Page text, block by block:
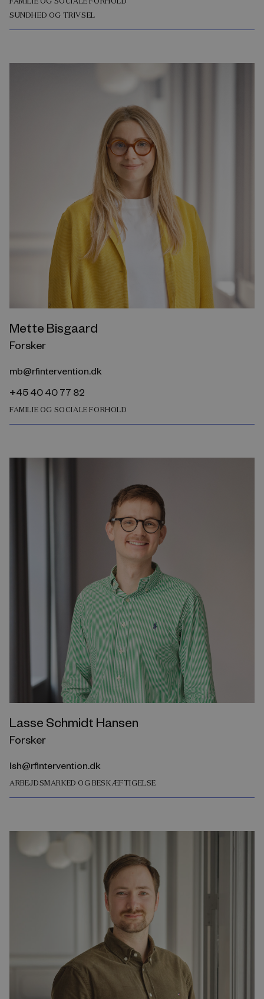
SUNDHED OG TRIVSEL
Mette Bisgaard
Forsker
mb@rfintervention.dk
+45 40 40 77 82
FAMILIE OG SOCIALE FORHOLD
Lasse Schmidt Hansen
Forsker
lsh@rfintervention.dk
ARBEJDSMARKED OG BESKÆFTIGELSE